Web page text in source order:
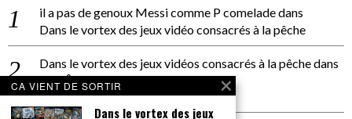
il a pas de genoux Messi comme P comeladedans
Dans le vortex des jeux vidéo consacrés à la pêche
Dans le vortex des jeux vidéos consacrés à la pêchedans
PACÔME THIELLEMENT
La séance d’Hip Gnose
CA VIENT DE SORTIR
Dans le vortex des jeux